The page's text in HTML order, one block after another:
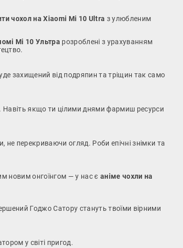
чохол на Xiaomi Mi 10 Ultra з улюбленим
Мі 10 Ультра розроблені з урахуванням
захищений від подряпин та тріщин так само
Навіть якщо ти цілими днями фармиш ресурси
не перекриваючи огляд. Роби епічні знімки та
новим онгоїнгом — у нас єаніме чохли на
Годжо Сатору стануть твоїми вірними
у світі пригод.